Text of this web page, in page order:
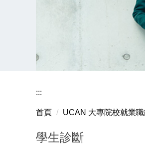
:::
首頁 UCAN 大專院校就業
學生診斷